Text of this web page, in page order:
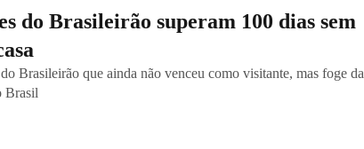
do Brasileirão superam 100 dias sem
Brasileirão que ainda não venceu como visitante, mas foge da
Brasil